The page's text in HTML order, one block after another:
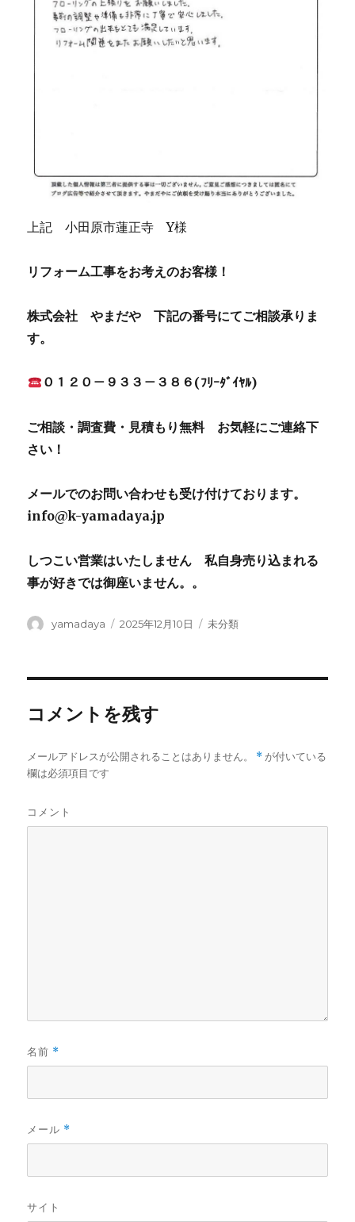
上記 小田原市蓮正寺 Y様
リフォーム工事をお考えのお客様！
株式会社 やまだや 下記の番号にてご相談承りま
す。
０１２０－９３３－３８６(ﾌﾘｰﾀﾞｲﾔﾙ)
ご相談・調査費・見積もり無料 お気軽にご連絡下
さい！
メールでのお問い合わせも受け付けております。
info@k-yamadaya.jp
しつこい営業はいたしません 私自身売り込まれる
事が好きでは御座いません。。
投
yamadaya
投
2025年12月10日
カ
リ
未分類
コメントを残す
メールアドレスが公開されることはありません。 *が付いている
欄は必須項目です
コメント
名前 *
メール *
サイト